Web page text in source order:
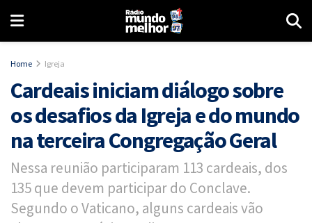
Home Igreja
Cardeais iniciam diálogo sobre
os desafios da Igreja e do mundo
na terceira Congregação Geral
Nessa reunião participaram 113 cardeais, dos
135 que devem participar do Conclave.
Segundo o Vaticano, alguns cardeais vão